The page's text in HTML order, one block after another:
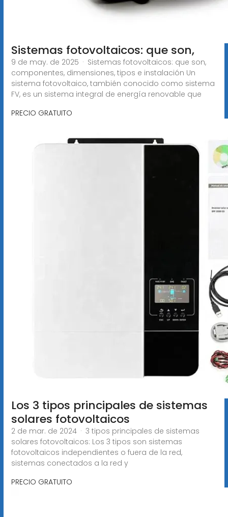
Sistemas fotovoltaicos: que son,
9 de may. de 2025 · Sistemas fotovoltaicos: que son,
componentes, dimensiones, tipos e instalación Un
sistema fotovoltaico, también conocido como sistema
FV, es un sistema integral de energía renovable que
PRECIO GRATUITO
Los 3 tipos principales de sistemas
solares fotovoltaicos
2 de mar. de 2024 · 3 tipos principales de sistemas
solares fotovoltaicos: Los 3 tipos son sistemas
fotovoltaicos independientes o fuera de la red,
sistemas conectados a la red y
PRECIO GRATUITO